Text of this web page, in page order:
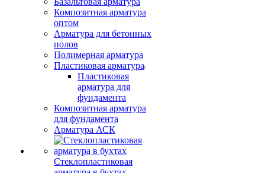
Композитная арматура
оптом
Арматура для бетонных
полов
Полимерная арматура
Пластиковая арматура
Пластиковая
арматура для
фундамента
Композитная арматура
для фундамента
Арматура АСК
Стеклопластиковая